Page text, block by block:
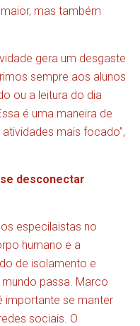
mas também
gera um desgaste
sempre aos alunos
ou a leitura do dia
é uma maneira de
mais focado”,
desconectar
especilaistas no
humano e a
de isolamento e
passa. Marco
importante se manter
sociais. O